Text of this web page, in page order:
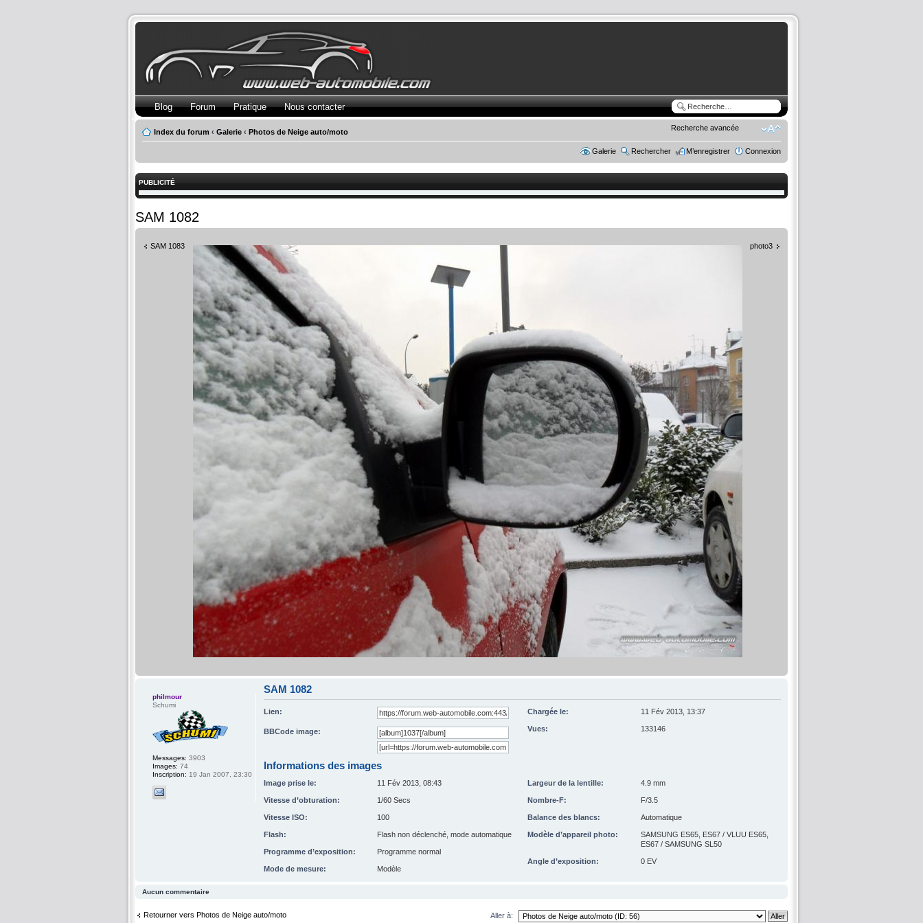
Recherche avancée
Blog Forum Pratique Nous contacter
Index du forum ‹ Galerie ‹ Photos de Neige auto/moto
Galerie Rechercher M’enregistrer Connexion
PUBLICITÉ
SAM 1082
SAM 1083 photo3
SAM 1082
Chargée le: 11 Fév 2013, 13:37
Lien:
Vues: 133146
BBCode image:
Informations des images
Image prise le: 11 Fév 2013, 08:43 Largeur de la lentille: 4.9 mm
Vitesse d’obturation: 1/60 Secs Nombre-F: F/3.5
Vitesse ISO: 100 Balance des blancs: Automatique
Flash: Flash non déclenché, mode automatique Modèle d’appareil photo:
SAMSUNG ES65, ES67 / VLUU ES65,
ES67 / SAMSUNG SL50
Programme d’exposition:
Programme normal
Angle d’exposition:
0 EV
Mode de mesure:
Modèle
philmour
Schumi
Messages: 3903
Images: 74
Inscription: 19 Jan 2007, 23:30
Aucun commentaire
Retourner vers Photos de Neige auto/moto Aller à: